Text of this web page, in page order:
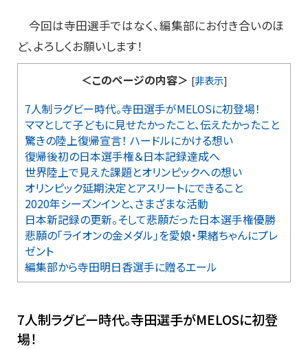
今回は寺田選手ではなく、編集部にお付き合いのほ
ど、よろしくお願いします！
＜このページの内容＞ [非表示]
7人制ラグビー時代。寺田選手がMELOSに初登場！
ママとして子どもに見せたかったこと、伝えたかったこと
驚きの陸上復帰宣言！ ハードルにかける想い
復帰後初の日本選手権＆日本記録達成へ
世界陸上で見えた課題とオリンピックへの想い
オリンピック延期決定とアスリートにできること
2020年シーズンインと、さまざまな活動
日本新記録の更新。そして悲願だった日本選手権優勝
悲願の「ライオンの金メダル」を愛娘・果緒ちゃんにプレ
ゼント
編集部から寺田明日香選手に贈るエール
7人制ラグビー時代。寺田選手がMELOSに初登
場！